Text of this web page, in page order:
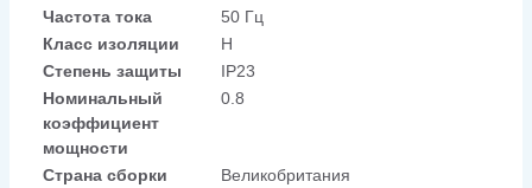
Частота тока
50 Гц
Класс изоляции
H
Степень защиты
IP23
Номинальный
коэффициент
мощности
0.8
Страна сборки
Великобритания